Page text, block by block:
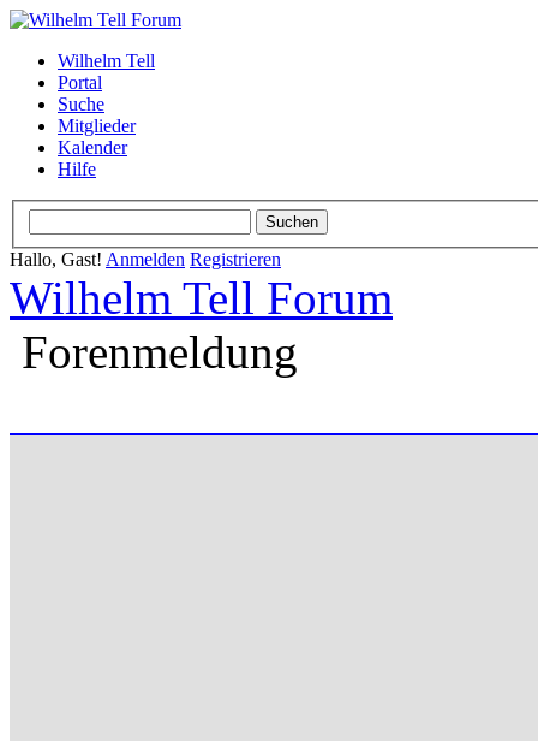
Wilhelm Tell
Portal
Suche
Mitglieder
Kalender
Hilfe
Hallo, Gast! Anmelden Registrieren
Wilhelm Tell Forum
Forenmeldung